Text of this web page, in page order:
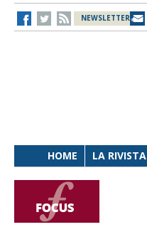
NEWSLETTER
HOME LA RIVISTA